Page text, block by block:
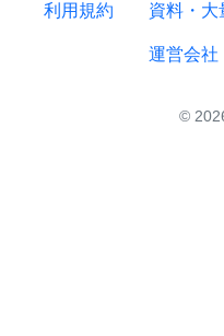
利用規約 資料・大
運営会社
©